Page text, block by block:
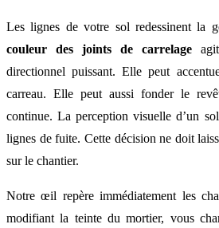
Les lignes de votre sol redessinent la
couleur des joints de carrelage
directionnel puissant. Elle peut
carreau. Elle peut aussi fonder le
continue. La perception visuelle d’un
lignes de fuite. Cette décision ne doit
sur le chantier.
Notre œil repère immédiatement les
modifiant la teinte du mortier, vous